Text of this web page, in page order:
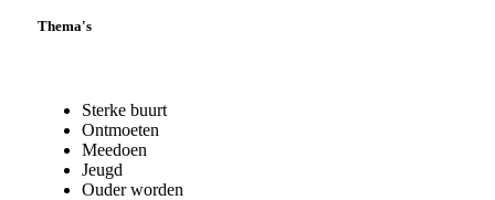
Thema's
Sterke buurt
Ontmoeten
Meedoen
Jeugd
Ouder worden